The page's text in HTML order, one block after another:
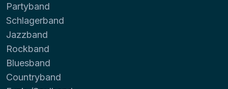
Partyband
Schlagerband
Jazzband
Rockband
Bluesband
Countryband